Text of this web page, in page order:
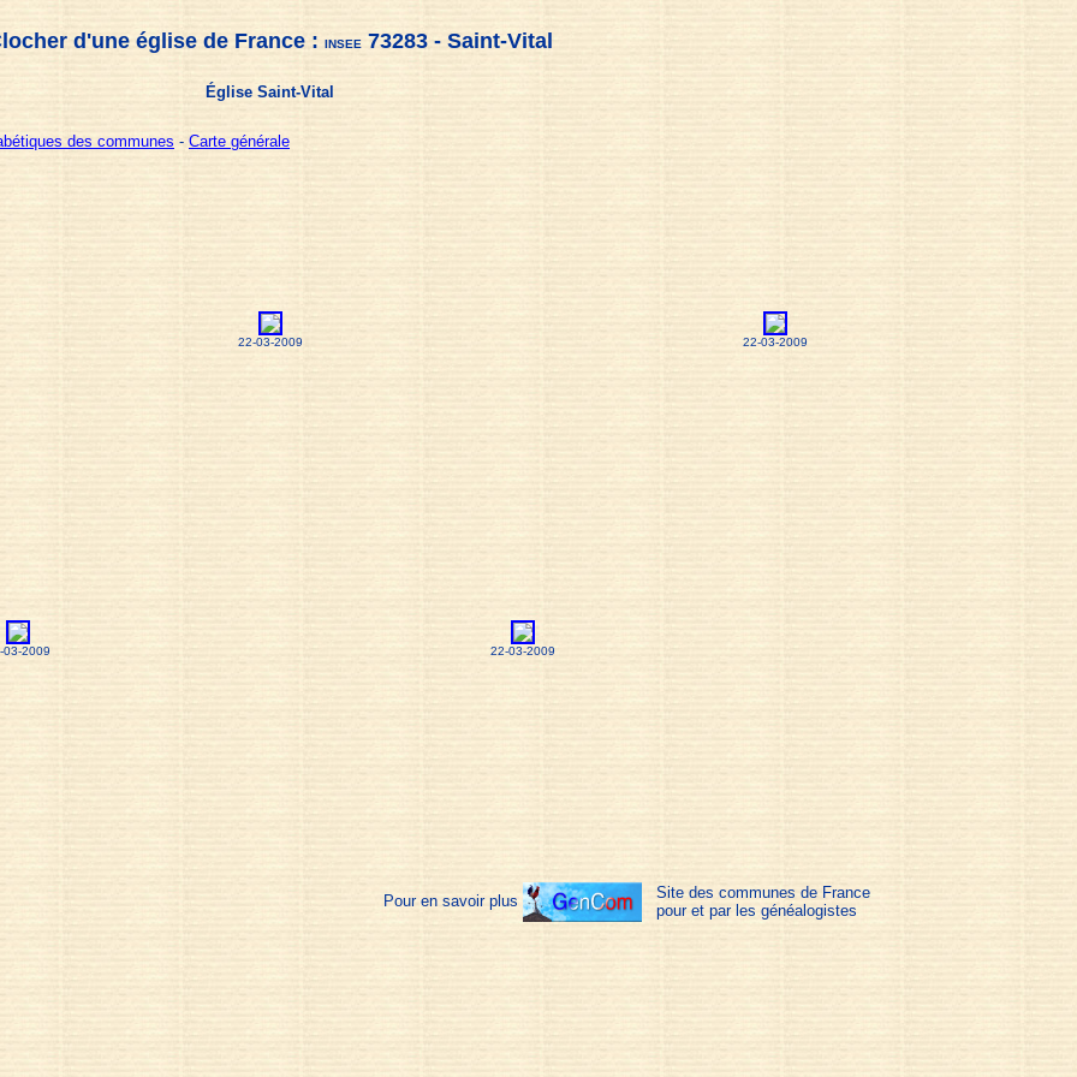
d'une église de France : INSEE 73283 - Saint-Vital
Église Saint-Vital
des communes - Carte générale
22-03-2009 22-03-2009
03-2009 22-03-2009
Pour en savoir plus
Site des communes de France
pour et par les généalogistes